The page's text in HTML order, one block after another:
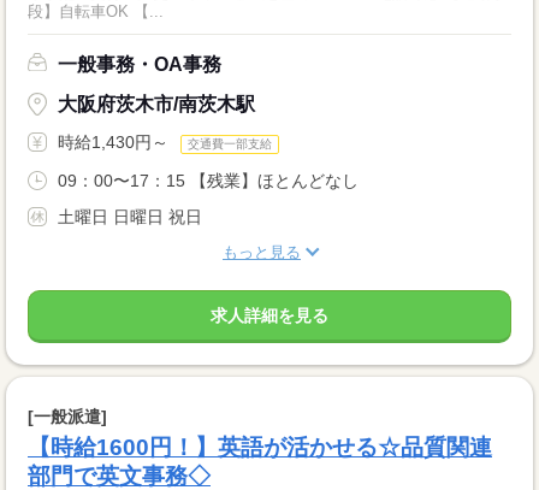
段】自転車OK 【...
一般事務・OA事務
大阪府茨木市/南茨木駅
時給1,430円～ 交通費一部支給
09：00〜17：15 【残業】ほとんどなし
土曜日 日曜日 祝日
もっと見る
求人詳細を見る
[一般派遣]
【時給1600円！】英語が活かせる☆品質関連
部門で英文事務◇